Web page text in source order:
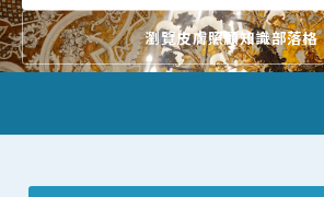
瀏覽皮膚照顧知識部落格